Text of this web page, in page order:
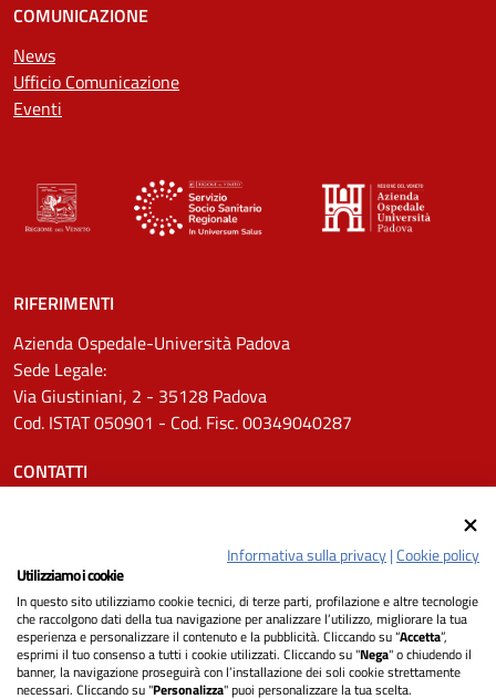
COMUNICAZIONE
News
Ufficio Comunicazione
Eventi
RIFERIMENTI
Azienda Ospedale-Università Padova
Sede Legale:
Via Giustiniani, 2 - 35128 Padova
Cod. ISTAT 050901 - Cod. Fisc. 00349040287
CONTATTI
Pec: protocollo.aopd@pecveneto.it
SEGUICI SU
Informativa sulla privacy|Cookie policy
Utilizziamo i cookie
In questo sito utilizziamo cookie tecnici, di terze parti, profilazione e altre tecnologie
che raccolgono dati della tua navigazione per analizzare l’utilizzo, migliorare la tua
esperienza e personalizzare il contenuto e la pubblicità. Cliccando su “Accetta”,
esprimi il tuo consenso a tutti i cookie utilizzati. Cliccando su "Nega" o chiudendo il
banner, la navigazione proseguirà con l’installazione dei soli cookie strettamente
necessari. Cliccando su "Personalizza" puoi personalizzare la tua scelta.